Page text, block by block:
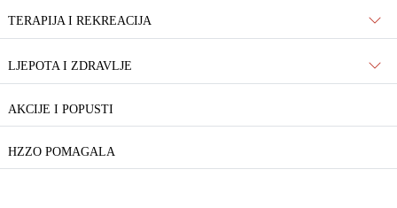
TERAPIJA I REKREACIJA
LJEPOTA I ZDRAVLJE
AKCIJE I POPUSTI
HZZO POMAGALA